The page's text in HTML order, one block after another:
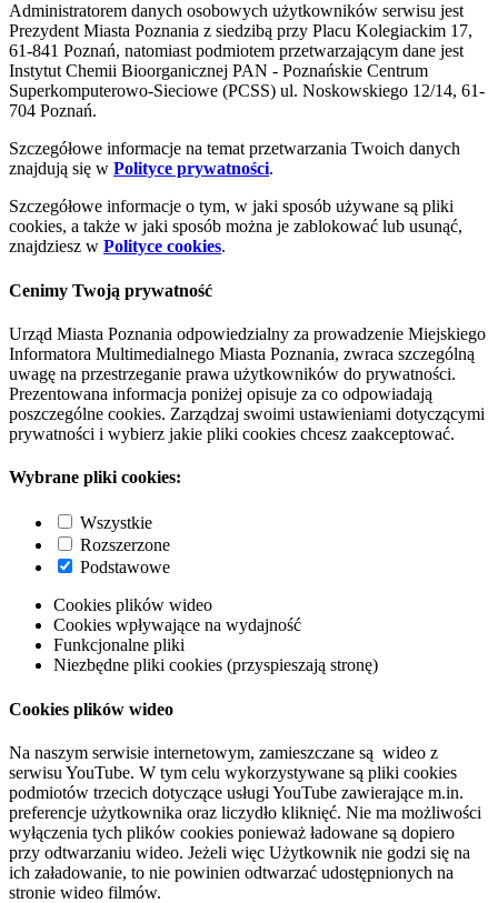
Administratorem danych osobowych użytkowników serwisu jest
Prezydent Miasta Poznania z siedzibą przy Placu Kolegiackim 17,
61-841 Poznań, natomiast podmiotem przetwarzającym dane jest
Instytut Chemii Bioorganicznej PAN - Poznańskie Centrum
Superkomputerowo-Sieciowe (PCSS) ul. Noskowskiego 12/14, 61-
704 Poznań.
Szczegółowe informacje na temat przetwarzania Twoich danych
znajdują się w Polityce prywatności.
Szczegółowe informacje o tym, w jaki sposób używane są pliki
cookies, a także w jaki sposób można je zablokować lub usunąć,
znajdziesz w Polityce cookies.
Cenimy Twoją prywatność
Urząd Miasta Poznania odpowiedzialny za prowadzenie Miejskiego
Informatora Multimedialnego Miasta Poznania, zwraca szczególną
uwagę na przestrzeganie prawa użytkowników do prywatności.
Prezentowana informacja poniżej opisuje za co odpowiadają
poszczególne cookies. Zarządzaj swoimi ustawieniami dotyczącymi
prywatności i wybierz jakie pliki cookies chcesz zaakceptować.
Wybrane pliki cookies:
Wszystkie
Rozszerzone
Podstawowe
Cookies plików wideo
Cookies wpływające na wydajność
Funkcjonalne pliki
Niezbędne pliki cookies (przyspieszają stronę)
Cookies plików wideo
Na naszym serwisie internetowym, zamieszczane są wideo z
serwisu YouTube. W tym celu wykorzystywane są pliki cookies
podmiotów trzecich dotyczące usługi YouTube zawierające m.in.
preferencje użytkownika oraz liczydło kliknięć. Nie ma możliwości
wyłączenia tych plików cookies ponieważ ładowane są dopiero
przy odtwarzaniu wideo. Jeżeli więc Użytkownik nie godzi się na
ich załadowanie, to nie powinien odtwarzać udostępnionych na
stronie wideo filmów.